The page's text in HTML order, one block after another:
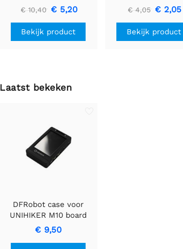
sensorset
€ 10,40 € 5,20
Bekijk product
microfoonmodule
€ 4,05 € 2,05
Bekijk product
Laatst bekeken
DFRobot case voor
UNIHIKER M10 board
(zwart)
€ 9,50